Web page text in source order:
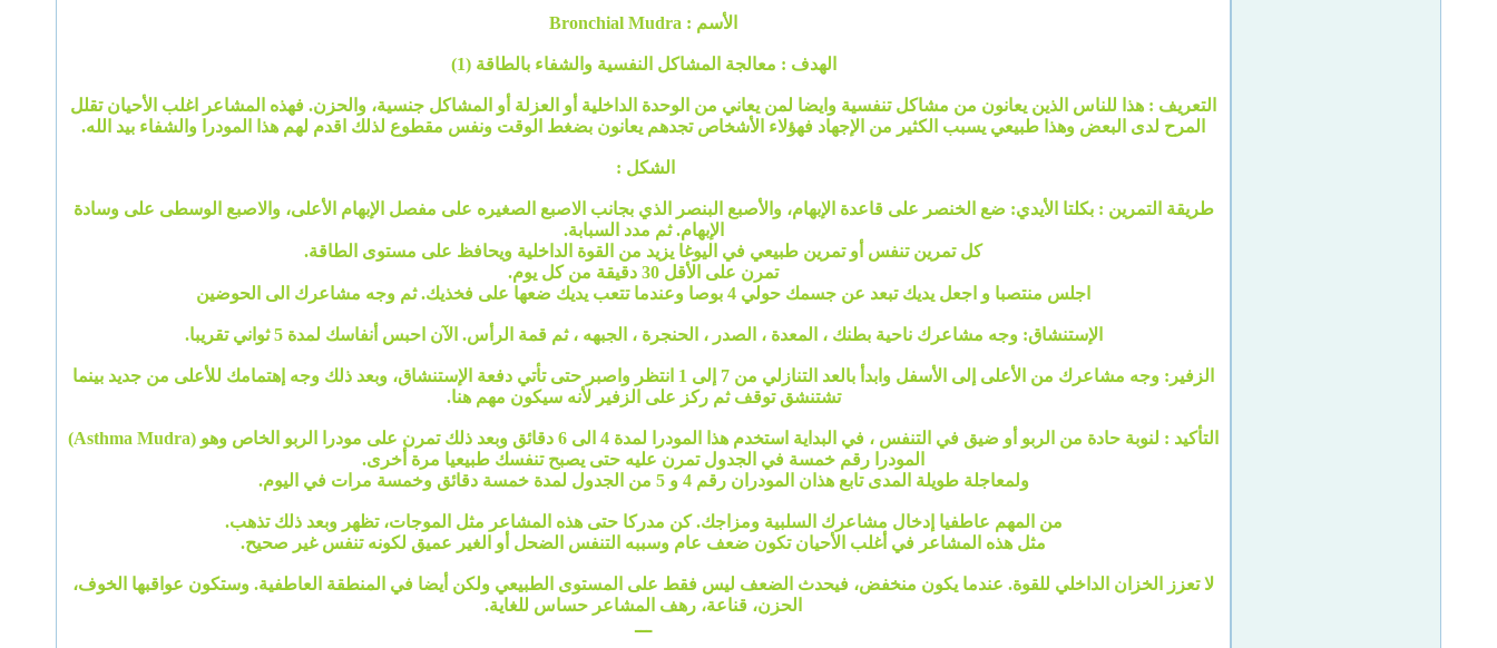
الأسم : Bronchial Mudra
الهدف : معالجة المشاكل النفسية والشفاء بالطاقة (1)
التعريف : هذا للناس الذين يعانون من مشاكل تنفسية وايضا لمن يعاني من الوحدة الداخلية أو العزلة أو المشاكل جنسية، والحزن. فهذه المشاعر اغلب الأحيان تقلل
المرح لدى البعض وهذا طبيعي يسبب الكثير من الإجهاد فهؤلاء الأشخاص تجدهم يعانون بضغط الوقت ونفس مقطوع لذلك اقدم لهم هذا المودرا والشفاء بيد الله.
الشكل :
طريقة التمرين : بكلتا الأيدي: ضع الخنصر على قاعدة الإبهام، والأصبع البنصر الذي بجانب الاصبع الصغيره على مفصل الإبهام الأعلى، والاصبع الوسطى على وسادة
الإبهام. ثم مدد السبابة.
كل تمرين تنفس أو تمرين طبيعي في اليوغا يزيد من القوة الداخلية ويحافظ على مستوى الطاقة.
تمرن على الأقل 30 دقيقة من كل يوم.
اجلس منتصبا و اجعل يديك تبعد عن جسمك حولي 4 بوصا وعندما تتعب يديك ضعها على فخذيك. ثم وجه مشاعرك الى الحوضين
الإستنشاق: وجه مشاعرك ناحية بطنك ، المعدة ، الصدر ، الحنجرة ، الجبهه ، ثم قمة الرأس. الآن احبس أنفاسك لمدة 5 ثواني تقريبا.
الزفير: وجه مشاعرك من الأعلى إلى الأسفل وابدأ بالعد التنازلي من 7 إلى 1 انتظر واصبر حتى تأتي دفعة الإستنشاق، وبعد ذلك وجه إهتمامك للأعلى من جديد بينما
تشتنشق توقف ثم ركز على الزفير لأنه سيكون مهم هنا.
التأكيد : لنوبة حادة من الربو أو ضيق في التنفس ، في البداية استخدم هذا المودرا لمدة 4 الى 6 دقائق وبعد ذلك تمرن على مودرا الربو الخاص وهو (Asthma Mudra)
المودرا رقم خمسة في الجدول تمرن عليه حتى يصبح تنفسك طبيعيا مرة أخرى.
ولمعاجلة طويلة المدى تابع هذان المودران رقم 4 و 5 من الجدول لمدة خمسة دقائق وخمسة مرات في اليوم.
من المهم عاطفيا إدخال مشاعرك السلبية ومزاجك. كن مدركا حتى هذه المشاعر مثل الموجات، تظهر وبعد ذلك تذهب.
مثل هذه المشاعر في أغلب الأحيان تكون ضعف عام وسببه التنفس الضحل أو الغير عميق لكونه تنفس غير صحيح.
لا تعزز الخزان الداخلي للقوة. عندما يكون منخفض، فيحدث الضعف ليس فقط على المستوى الطبيعي ولكن أيضا في المنطقة العاطفية. وستكون عواقبها الخوف،
الحزن، قناعة، رهف المشاعر حساس للغاية.
ـــ